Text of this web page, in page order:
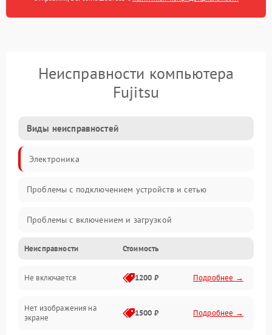
Неисправности компьютера
Fujitsu
Виды неисправностей
Электроника
Проблемы с подключением устройств и сетью
Проблемы с включением и загрузкой
Проблемы с изображением и монитором
Проблемы с производительностью и стабильностью
Прочие специфичные проблемы
Неисправности Стоимость
Не включается 1200 ₽ Подробнее →
Нет изображения на
экране
1500 ₽ Подробнее →